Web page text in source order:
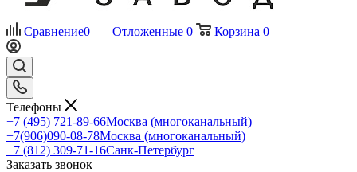
Сравнение0 Отложенные 0 Корзина 0
Телефоны
+7 (495) 721-89-66Москва (многоканальный)
+7(906)090-08-78Москва (многоканальный)
+7 (812) 309-71-16Санк-Петербург
Заказать звонок